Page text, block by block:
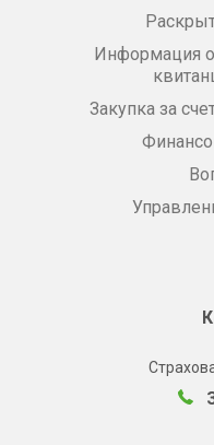
Информация
Закупка за